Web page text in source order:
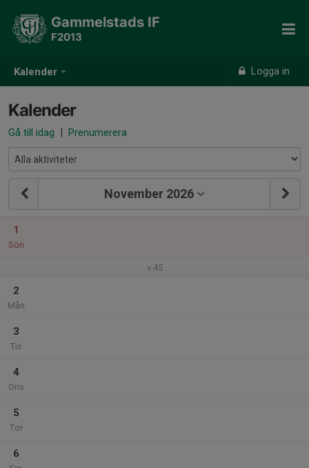
Kalender Logga in
Gammelstads IF
F2013
Kalender
Gå till idag | Prenumerera
November 2026
1
Sön
v.45
2
Mån
3
Tis
4
Ons
5
Tor
6